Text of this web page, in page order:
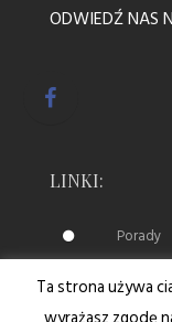
ODWIEDŹ NAS
LINKI:
Porady
Ta strona używa